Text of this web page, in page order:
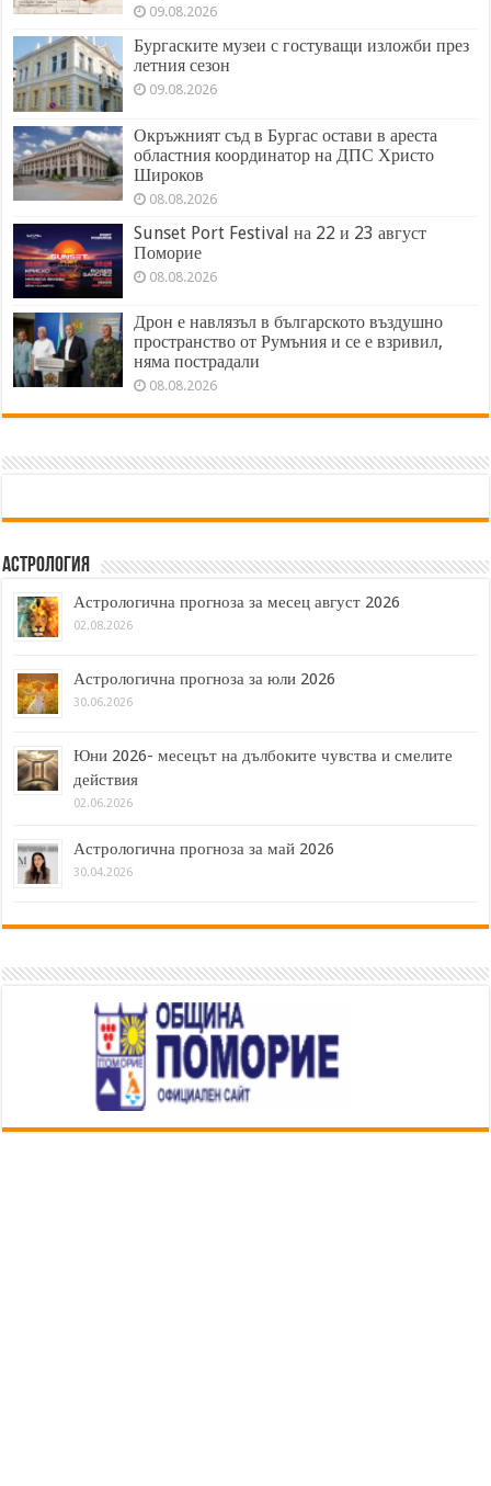
09.08.2026
Бургаските музеи с гостуващи изложби през
летния сезон
09.08.2026
Окръжният съд в Бургас остави в ареста
областния координатор на ДПС Христо
Широков
08.08.2026
Sunset Port Festival на 22 и 23 август
Поморие
08.08.2026
Дрон е навлязъл в българското въздушно
пространство от Румъния и се е взривил,
няма пострадали
08.08.2026
Астрология
Астрологична прогноза за месец август 2026
02.08.2026
Астрологична прогноза за юли 2026
30.06.2026
Юни 2026- месецът на дълбоките чувства и смелите
действия
02.06.2026
Астрологична прогноза за май 2026
30.04.2026